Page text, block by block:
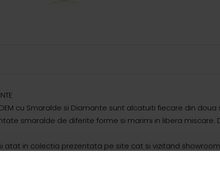
cu Smaralde si Diamante sunt alcatuiti fiecare din
smaralde de diferite forme si marimi in libera
in colectia prezentata pe site cat si vizitand